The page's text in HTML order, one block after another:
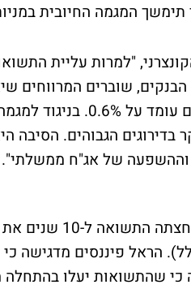
תימשך המגמה החיובית
"למרות עליית
בנקים ל-5 שנים
בדירוגים הגבוהים. הסיבה
וההשפעה של אג"ח ממשלתי".
הראל פיננסים מדגישה
כי שהתשואות יעלו בהתחלה